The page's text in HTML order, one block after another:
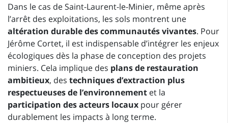
Dans le cas de Saint-Laurent-le-Minier, même après
l’arrêt des exploitations, les sols montrent une
altération durable des communautés vivantes. Pour
Jérôme Cortet, il est indispensable d’intégrer les enjeux
écologiques dès la phase de conception des projets
miniers. Cela implique des plans de restauration
ambitieux, des techniques d’extraction plus
respectueuses de l’environnement et la
participation des acteurs locaux pour gérer
durablement les impacts à long terme.